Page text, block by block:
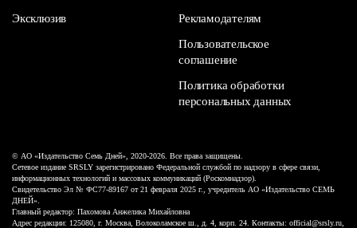
Эксклюзив
Рекламодателям
Пользовательское
соглашение
Политика обработки
персональных данных
© АО «Издательство Семь Дней», 2020-2026. Все права защищены.
Сетевое издание SRSLY зарегистрировано Федеральной службой по надзору в сфере связи,
информационных технологий и массовых коммуникаций (Роскомнадзор).
Свидетельство Эл № ФС77-89167 от 21 февраля 2025 г., учредитель АО «Издательство СЕМЬ
ДНЕЙ».
Главный редактор: Пахомова Анжелика Михайловна
Адрес редакции: 125080, г. Москва, Волоколамское ш., д. 4, корп. 24. Контакты: official@srsly.ru,